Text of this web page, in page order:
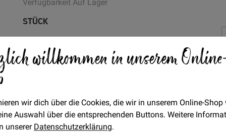
willkommen in unserem
wir dich über die Cookies, die wir in unserem Online-Shop
Auswahl über die entsprechenden Buttons. Weitere
unsererDatenschutzerklärung.
1,50 €
STÜCK
Menge